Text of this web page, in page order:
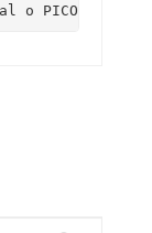
o PICOTEO